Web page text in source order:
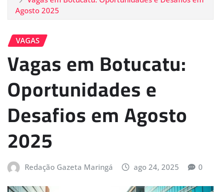
Agosto 2025
VAGAS
Vagas em Botucatu:
Oportunidades e
Desafios em Agosto
2025
Redação Gazeta Maringá ago 24, 2025 0